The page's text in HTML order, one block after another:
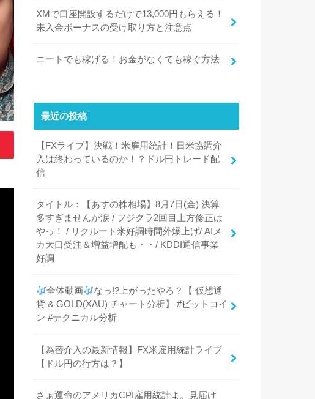
XMで口座開設するだけで13,000円もらえる！
未入金ボーナスの受け取り方と注意点
ニートでも稼げる！お金がなくても稼ぐ方法
最近の投稿
【FXライブ】決戦！米雇用統計！日米協調介
入は終わっているのか！？ドル円トレード配
信
タイトル：【あすの株相場】8月7日(金) 決算
多すぎませんか涙 / フジクラ2回目上方修正は
やっ！ / リクルート米好調時間外爆上げ/ AIメ
カ大口受注＆増益増配も・・/ KDDI通信事業
好調
全体動画
なっ!?上がったやろ？【 仮想通
貨 & GOLD(XAU) チャート分析】 #ビットコイ
ン #テクニカル分析
【為替介入の最新情報】FX米雇用統計ライブ
【ドル円の行方は？】
さぁ運命のアメリカCPI雇用統計よ。見届け